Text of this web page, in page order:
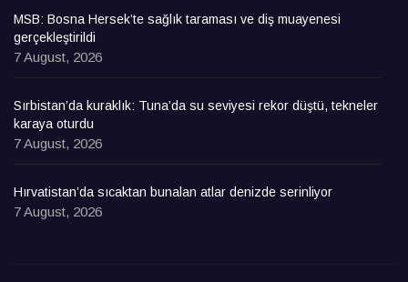
MSB: Bosna Hersek’te sağlık taraması ve diş muayenesi
gerçekleştirildi
7 August, 2026
Sırbistan’da kuraklık: Tuna’da su seviyesi rekor düştü, tekneler
karaya oturdu
7 August, 2026
Hırvatistan’da sıcaktan bunalan atlar denizde serinliyor
7 August, 2026